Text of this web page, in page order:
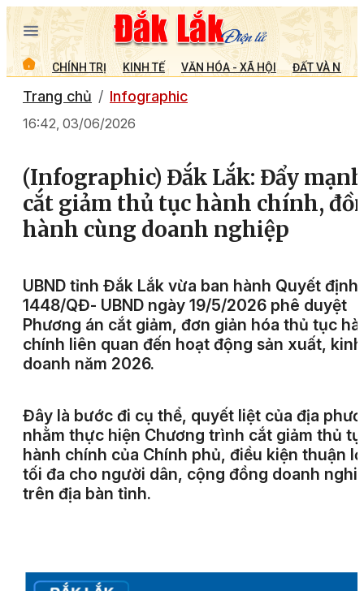
CHÍNH TRỊ KINH TẾ VĂN HÓA - XÃ HỘI ĐẤT VÀ
Trang chủ Infographic
16:42, 03/06/2026
(Infographic) Đắk Lắk: Đẩy
cắt giảm thủ tục hành chính,
hành cùng doanh nghiệp
UBND tỉnh Đắk Lắk vừa ban hành Quyết định
1448/QĐ- UBND ngày 19/5/2026 phê duyệt
Phương án cắt giảm, đơn giản hóa thủ tục
chính liên quan đến hoạt động sản xuất, kinh
doanh năm 2026.
Đây là bước đi cụ thể, quyết liệt của địa
nhằm thực hiện Chương trình cắt giảm thủ
hành chính của Chính phủ, điều kiện thuận
tối đa cho người dân, cộng đồng doanh
trên địa bàn tỉnh.